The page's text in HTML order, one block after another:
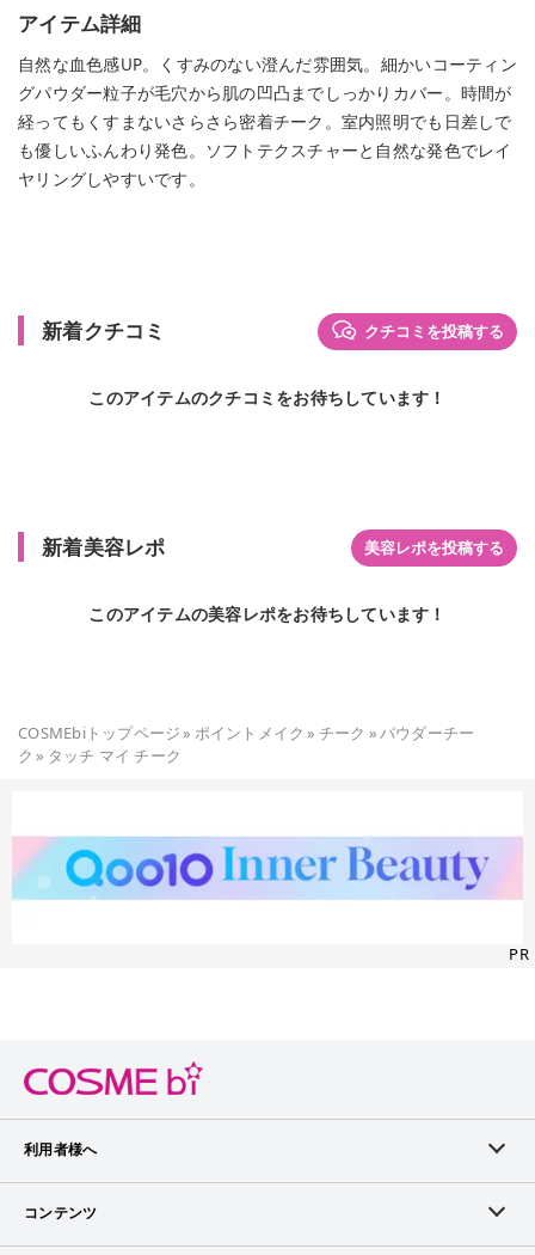
アイテム詳細
自然な血色感UP。くすみのない澄んだ雰囲気。細かいコーティン
グパウダー粒子が毛穴から肌の凹凸までしっかりカバー。時間が
経ってもくすまないさらさら密着チーク。室内照明でも日差しで
も優しいふんわり発色。ソフトテクスチャーと自然な発色でレイ
ヤリングしやすいです。
新着クチコミ クチコミを投稿する
このアイテムのクチコミをお待ちしています！
新着美容レポ 美容レポを投稿する
このアイテムの美容レポをお待ちしています！
COSMEbiトップページ» ポイントメイク » チーク »パウダーチー
ク » タッチ マイ チーク
PR
利用者様へ
メンバーログイン
コンテンツ